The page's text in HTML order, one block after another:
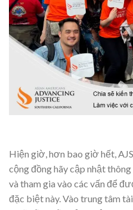
Hiện giờ, hơn bao giờ hết,
cộng đồng hãy cập nhật
và tham gia vào các vấn để
đặc biệt này. Vào trung tâm